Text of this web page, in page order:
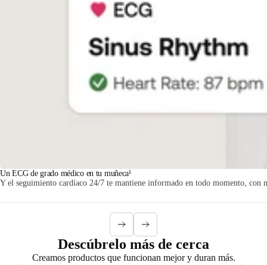
Un ECG de grado médico en tu muñeca¹
Y el seguimiento cardíaco 24/7 te mantiene informado en todo momento, con
Descúbrelo más de cerca
Creamos productos que funcionan mejor y duran más.